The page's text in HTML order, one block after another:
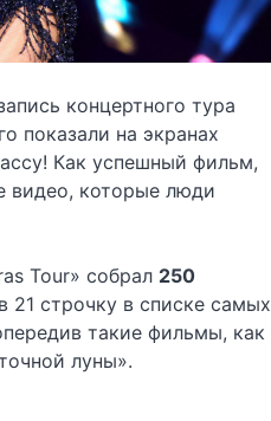
концертного тура
показали на экранах
Как успешный фильм,
видео, которые люди
Tour» собрал 250
21 строчку в списке самых
такие фильмы, как
луны».